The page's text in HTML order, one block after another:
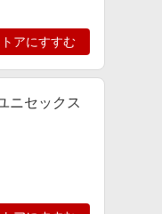
トアにすすむ
ニセックス